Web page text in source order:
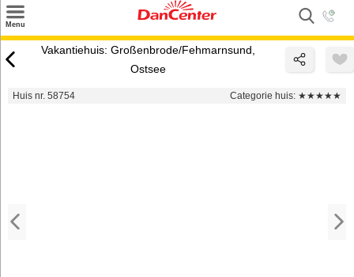
Menu
Zoeken
Vakantiehuis: Großenbrode/Fehmarnsund,
Ostsee
Huis nr. 58754 Categorie huis: ★★★★★